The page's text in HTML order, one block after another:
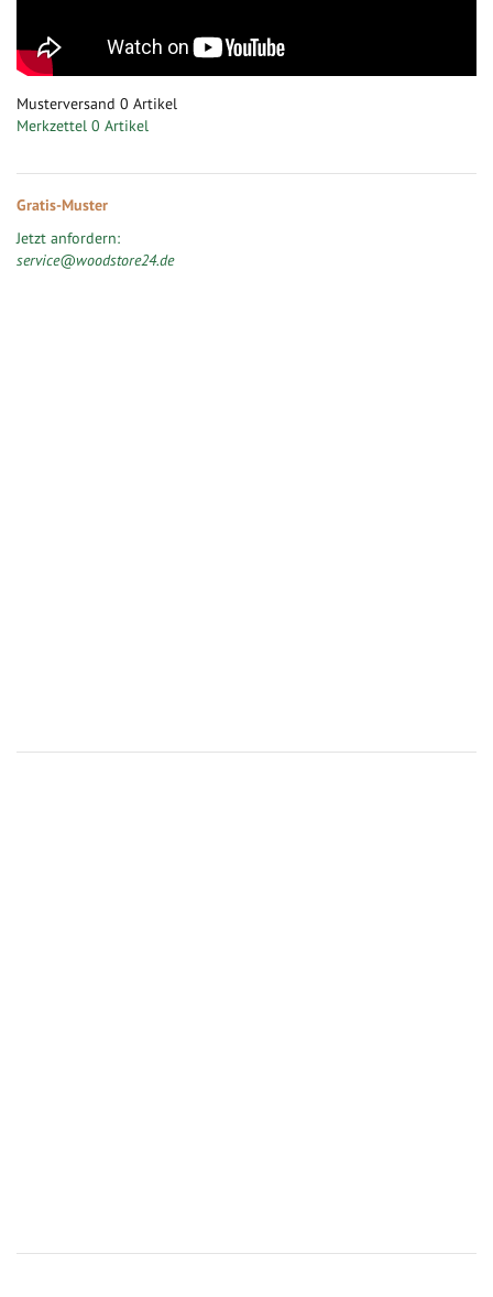
Musterversand 0 Artikel
Merkzettel 0 Artikel
Gratis-Muster
Jetzt anfordern:
service@woodstore24.de